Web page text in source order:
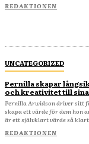
REDAKTIONEN
UNCATEGORIZED
Pernilla skapar
och kreativitet till
Pernilla Arwidson driver sitt
skapa ett värde för dem hon
är ett självklart värde så
REDAKTIONEN